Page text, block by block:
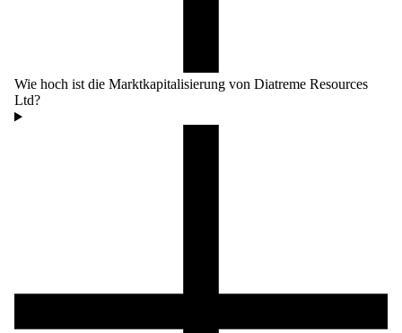
Wie hoch ist die Marktkapitalisierung von Diatreme Resources
Ltd?